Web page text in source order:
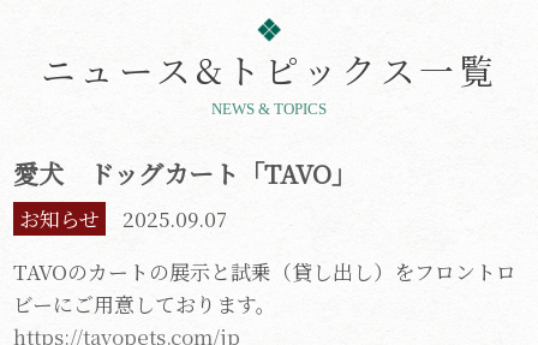
ニュース&トピックス一覧
NEWS & TOPICS
愛犬 ドッグカート「TAVO」
お知らせ
2025.09.07
TAVOのカートの展示と試乗（貸し出し）をフロントロ
ビーにご用意しております。
https://tavopets.com/jp